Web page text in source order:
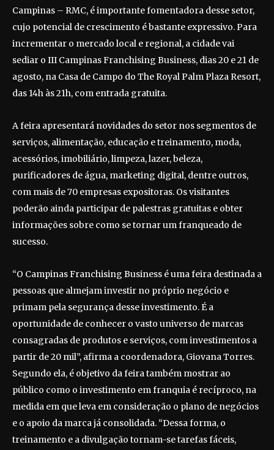
Campinas – RMC, é importante fomentadora desse setor,
cujo potencial de crescimento é bastante expressivo. Para
incrementar o mercado local e regional, a cidade vai
sediar o III Campinas Franchising Business, dias 20 e 21 de
agosto, na Casa de Campo do The Royal Palm Plaza Resort,
das 14h às 21h, com entrada gratuita.
A feira apresentará novidades do setor nos segmentos de
serviços, alimentação, educação e treinamento, moda,
acessórios, imobiliário, limpeza, lazer, beleza,
purificadores de água, marketing digital, dentre outros,
com mais de 70 empresas expositoras. Os visitantes
poderão ainda participar de palestras gratuitas e obter
informações sobre como se tornar um franqueado de
sucesso.
“O Campinas Franchising Business é uma feira destinada a
pessoas que almejam investir no próprio negócio e
primam pela segurança desse investimento. É a
oportunidade de conhecer o vasto universo de marcas
consagradas de produtos e serviços, com investimentos a
partir de 20 mil”, afirma a coordenadora, Giovana Torres.
Segundo ela, é objetivo da feira também mostrar ao
público como o investimento em franquia é recíproco, na
medida em que leva em consideração o plano de negócios
e o apoio da marca já consolidada. “Dessa forma, o
treinamento e a divulgação tornam-se tarefas fáceis,